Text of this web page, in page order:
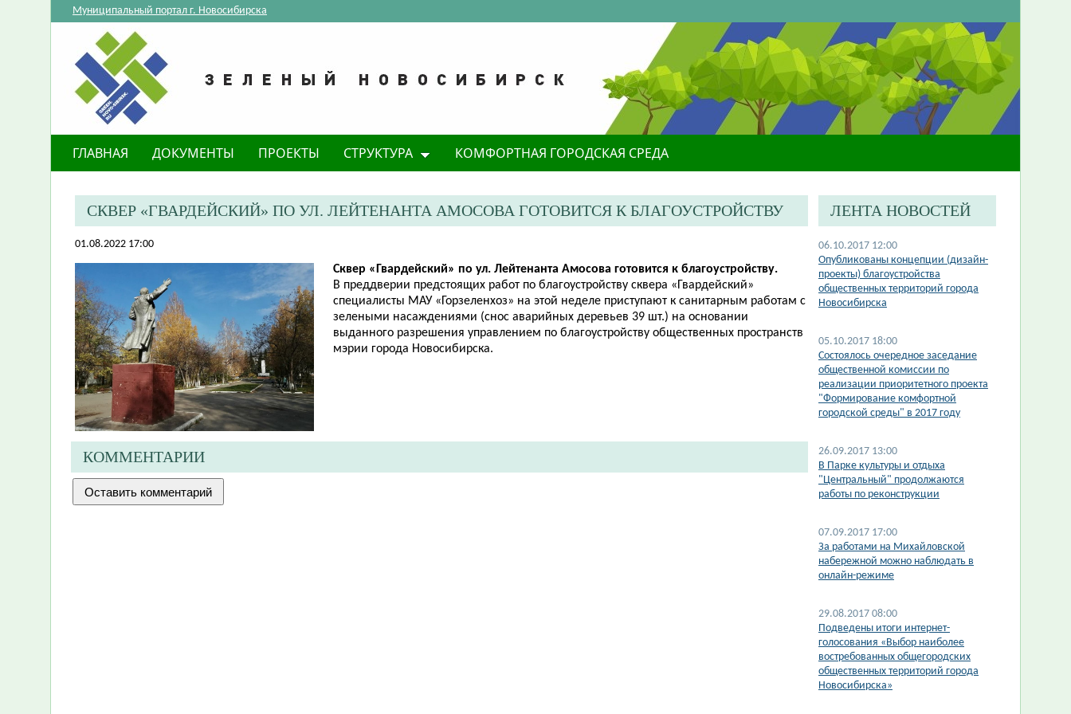
Муниципальный портал г. Новосибирска
ГЛАВНАЯ ДОКУМЕНТЫ ПРОЕКТЫ СТРУКТУРА КОМФОРТНАЯ ГОРОДСКАЯ СРЕДА
​СКВЕР «ГВАРДЕЙСКИЙ» ПО УЛ. ЛЕЙТЕНАНТА АМОСОВА ГОТОВИТСЯ К БЛАГОУСТРОЙСТВУ
01.08.2022 17:00
Сквер «Гвардейский» по ул. Лейтенанта Амосова готовится к благоустройству.
В преддверии предстоящих работ по благоустройству сквера «Гвардейский»
специалисты МАУ «Горзеленхоз» на этой неделе приступают к санитарным работам с
зелеными насаждениями (снос аварийных деревьев 39 шт.) на основании
выданного разрешения управлением по благоустройству общественных пространств
мэрии города Новосибирска.
КОММЕНТАРИИ
ЛЕНТА НОВОСТЕЙ
06.10.2017 12:00
Опубликованы концепции (дизайн-
проекты) благоустройства
общественных территорий города
Новосибирска
05.10.2017 18:00
Состоялось очередное заседание
общественной комиссии по
реализации приоритетного проекта
"Формирование комфортной
городской среды" в 2017 году
26.09.2017 13:00
В Парке культуры и отдыха
"Центральный" продолжаются
работы по реконструкции
07.09.2017 17:00
За работами на Михайловской
набережной можно наблюдать в
онлайн-режиме
29.08.2017 08:00
Подведены итоги интернет-
голосования «Выбор наиболее
востребованных общегородских
общественных территорий города
Новосибирска»